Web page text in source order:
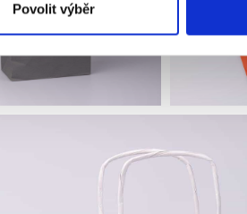
Povolit výběr